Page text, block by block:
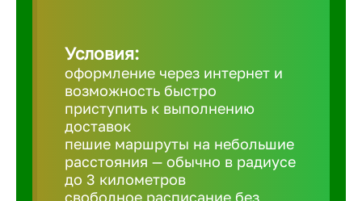
Условия:
оформление через интернет и
возможность быстро
приступить к выполнению
доставок
пешие маршруты на небольшие
расстояния — обычно в радиусе
до 3 километров
свободное расписание без